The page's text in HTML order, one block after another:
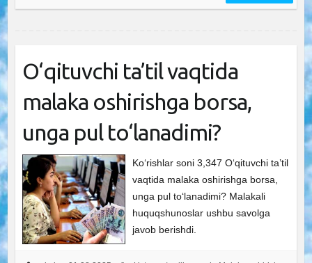
O‘qituvchi ta’til vaqtida
malaka oshirishga borsa,
unga pul to‘lanadimi?
Ko‘rishlar soni 3,347 O‘qituvchi ta’til
vaqtida malaka oshirishga borsa,
unga pul to‘lanadimi? Malakali
huquqshunoslar ushbu savolga
javob berishdi.